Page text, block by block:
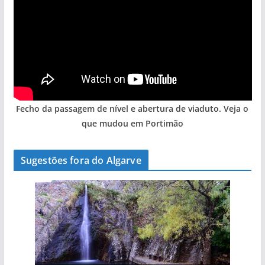
Fecho da passagem de nível e abertura de viaduto. Veja o
que mudou em Portimão
Sugestões fora do Algarve
A aldeia mais portuguesa de Portugal (com